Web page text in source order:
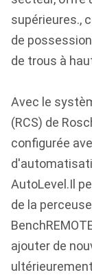
supérieures.,
de
de trous à
Avec le
(RCS) de
configurée
AutoLevel.Il
de la
ajouter de